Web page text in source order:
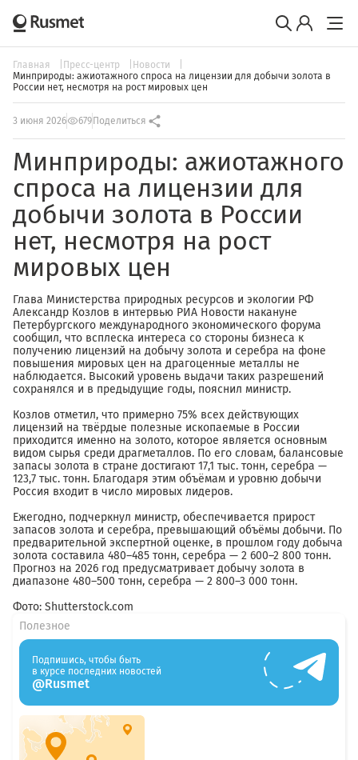
Главная Пресс-центр
Новости
Минприроды: ажиотажного спроса на лицензии для добычи золота в
России нет, несмотря на рост мировых цен
3 июня 2026 679 Поделиться
Минприроды: ажиотажного
спроса на лицензии для
добычи золота в России
нет, несмотря на рост
мировых цен
Глава Министерства природных ресурсов и экологии РФ
Александр Козлов в интервью РИА Новости накануне
Петербургского международного экономического форума
сообщил, что всплеска интереса со стороны бизнеса к
получению лицензий на добычу золота и серебра на фоне
повышения мировых цен на драгоценные металлы не
наблюдается. Высокий уровень выдачи таких разрешений
сохранялся и в предыдущие годы, пояснил министр.
Козлов отметил, что примерно 75% всех действующих
лицензий на твёрдые полезные ископаемые в России
приходится именно на золото, которое является основным
видом сырья среди драгметаллов. По его словам, балансовые
запасы золота в стране достигают 17,1 тыс. тонн, серебра —
123,7 тыс. тонн. Благодаря этим объёмам и уровню добычи
Россия входит в число мировых лидеров.
Ежегодно, подчеркнул министр, обеспечивается прирост
запасов золота и серебра, превышающий объёмы добычи. По
предварительной экспертной оценке, в прошлом году добыча
золота составила 480–485 тонн, серебра — 2 600–2 800 тонн.
Прогноз на 2026 год предусматривает добычу золота в
диапазоне 480–500 тонн, серебра — 2 800–3 000 тонн.
Фото: Shutterstock.com
Полезное
Подпишись, чтобы быть
в курсе последних новостей
@Rusmet